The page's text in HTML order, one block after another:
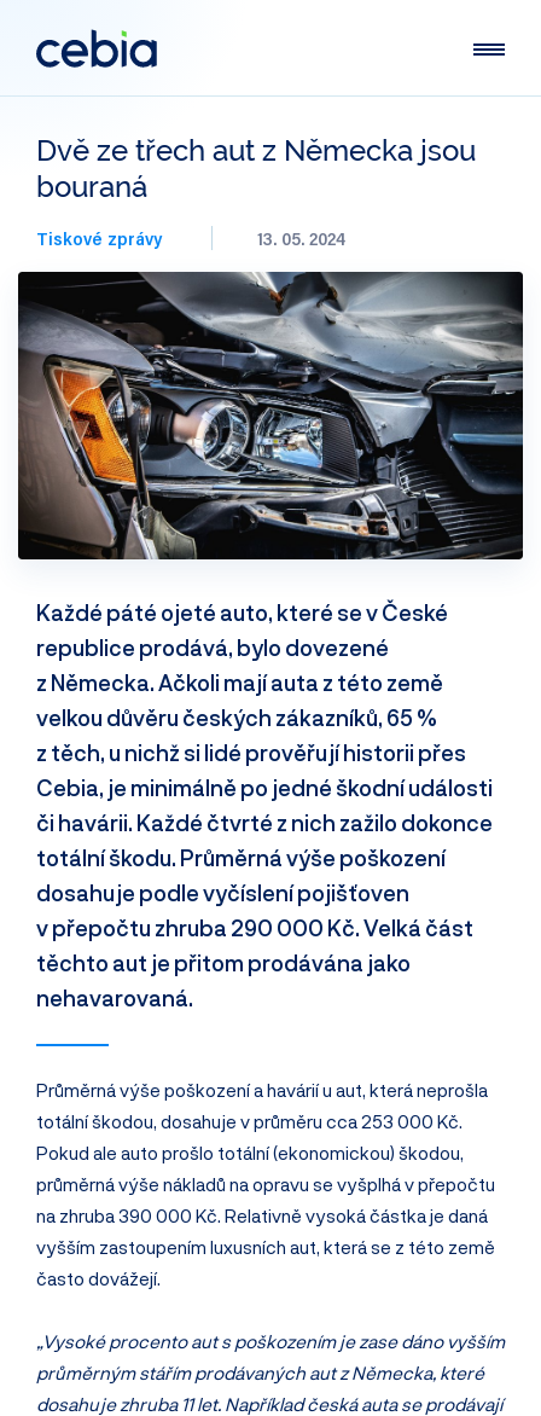
Dvě ze třech aut z Německa jsou
bouraná
Tiskové zprávy 13. 05. 2024
Každé páté ojeté auto, které se v České
republice prodává, bylo dovezené
z Německa. Ačkoli mají auta z této země
velkou důvěru českých zákazníků, 65 %
z těch, u nichž si lidé prověřují historii přes
Cebia, je minimálně po jedné škodní události
či havárii. Každé čtvrté z nich zažilo dokonce
totální škodu. Průměrná výše poškození
dosahuje podle vyčíslení pojišťoven
v přepočtu zhruba 290 000 Kč. Velká část
těchto aut je přitom prodávána jako
nehavarovaná.
Průměrná výše poškození a havárií u aut, která neprošla
totální škodou, dosahuje v průměru cca 253 000 Kč.
Pokud ale auto prošlo totální (ekonomickou) škodou,
průměrná výše nákladů na opravu se vyšplhá v přepočtu
na zhruba 390 000 Kč. Relativně vysoká částka je daná
vyšším zastoupením luxusních aut, která se z této země
často dovážejí.
„Vysoké procento aut s poškozením je zase dáno vyšším
průměrným stářím prodávaných aut z Německa, které
dosahuje zhruba 11 let. Například česká auta se prodávají